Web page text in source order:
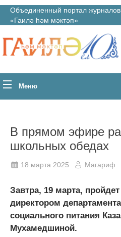
Объединенный портал
«Гаилә һәм мәктәп»
Меню
В прямом эфире
школьных обедах
18 марта 2025 Магариф
Завтра, 19 марта,
директором
социального питания
Мухамедшиной.